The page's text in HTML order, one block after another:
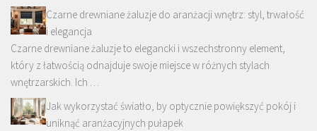
Czarne drewniane żaluzje do aranżacji wnętrz: styl, trwałość
i elegancja
Czarne drewniane żaluzje to elegancki i wszechstronny element,
który z łatwością odnajduje swoje miejsce w różnych stylach
wnętrzarskich. Ich …
Jak wykorzystać światło, by optycznie powiększyć pokój i
uniknąć aranżacyjnych pułapek